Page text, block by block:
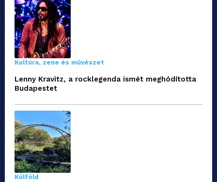
Kultúra, zene és művészet
Lenny Kravitz, a rocklegenda ismét meghódította
Budapestet
Külföld